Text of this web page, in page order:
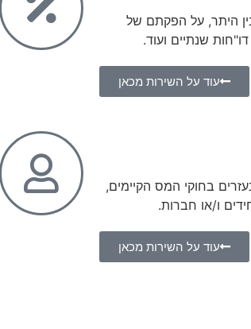
היתר, על הפקתם של
שנתיים ועוד.
עוד על השירות מכאן
בחוקי המס הקיימים,
ו/או חברות.
עוד על השירות מכאן